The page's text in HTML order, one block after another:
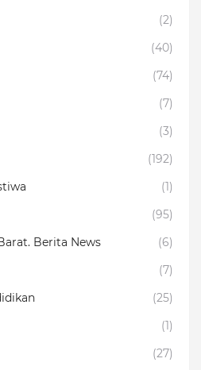
(2)
(40)
(74)
(7)
(3)
(192)
(1)
(95)
Berita News
(6)
(7)
(25)
(1)
(27)